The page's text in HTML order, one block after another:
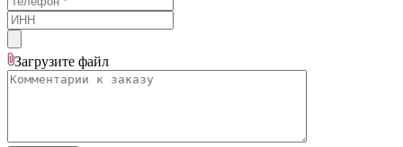
Загрузите файл